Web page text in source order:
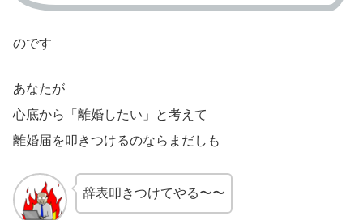
のです
あなたが
心底から「離婚したい」と考えて
離婚届を叩きつけるのならまだしも
辞表叩きつけてやる〜〜